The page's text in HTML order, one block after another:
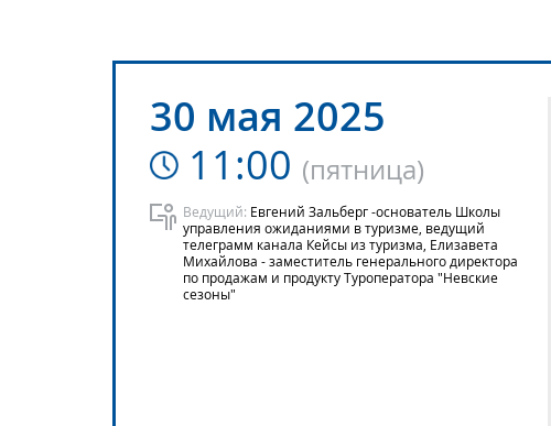
30 мая 2025
11:00 (пятница)
Ведущий: Евгений Зальберг -основатель Школы
управления ожиданиями в туризме, ведущий
телеграмм канала Кейсы из туризма, Елизавета
Михайлова - заместитель генерального директора
по продажам и продукту Туроператора "Невские
сезоны"